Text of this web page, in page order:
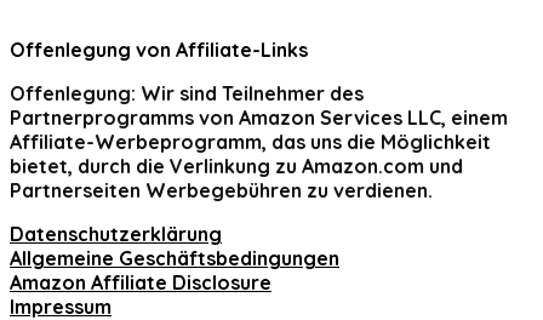
Offenlegung von Affiliate-Links
Offenlegung: Wir sind Teilnehmer des
Partnerprogramms von Amazon Services LLC, einem
Affiliate-Werbeprogramm, das uns die Möglichkeit
bietet, durch die Verlinkung zu Amazon.com und
Partnerseiten Werbegebühren zu verdienen.
Datenschutzerklärung
Allgemeine Geschäftsbedingungen
Amazon Affiliate Disclosure
Impressum